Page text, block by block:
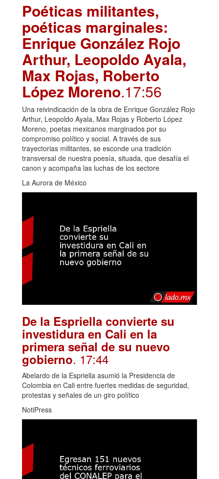
Poéticas militantes,
poéticas marginales:
Enrique González Rojo
Arthur, Leopoldo Ayala,
Max Rojas, Roberto
López Moreno.17:56
Una reivindicación de la obra de Enrique González Rojo
Arthur, Leopoldo Ayala, Max Rojas y Roberto López
Moreno, poetas mexicanos marginados por su
compromiso político y social. A través de sus
trayectorias militantes, se esconde una tradición
transversal de nuestra poesía, situada, que desafía el
canon y acompaña las luchas de los sectore
La Aurora de México
De la Espriella convierte su
investidura en Cali en la
primera señal de su nuevo
gobierno. 17:44
Abelardo de la Espriella asumió la Presidencia de
Colombia en Cali entre fuertes medidas de seguridad,
protestas y señales de un giro político
NotiPress